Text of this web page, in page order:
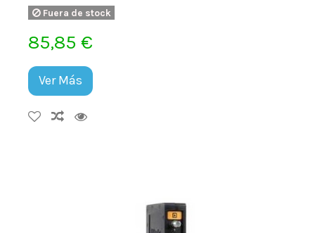
Fuera de stock
85,85 €
Ver Más